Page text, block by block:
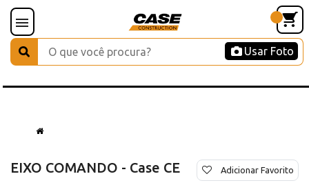
Usar Foto
EIXO COMANDO - Case CE Adicionar Favorito